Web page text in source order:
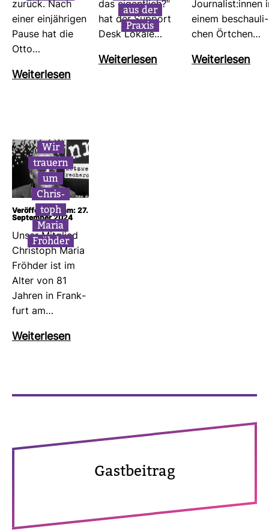
zurück. Nach
einer ein­jäh­rigen
Pause hat die
Otto…
Wei­ter­lesen
aus der
Praxis
das eigent­lich?“
hat der Sup­port
Desk Lokale…
Wei­ter­lesen
Jour­na­list:innen
einem beschau­li­
chen Ört­chen…
Wei­ter­lesen
Wir
trauern
um
Chris­
toph
Maria
Fröhder
Veröffentlicht am: 27.
September 2024
Unser Mit­glied
Chris­toph Maria
Fröhder ist im
Alter von 81
Jahren in Frank­
furt am…
Wei­ter­lesen
Gast­bei­trag